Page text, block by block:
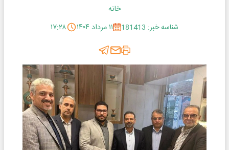
خانه
شناسه خبر: 181413
۱۱ مرداد ۱۴۰۴ ۱۷:۲۸